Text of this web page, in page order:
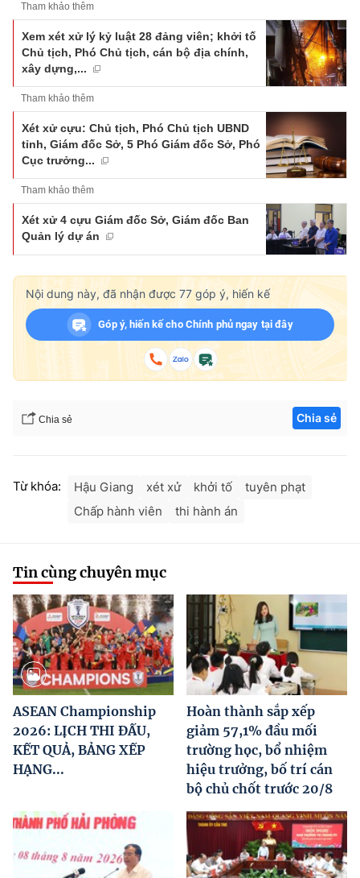
Tham khảo thêm
Xem xét xử lý kỷ luật 28 đảng viên; khởi tố
Chủ tịch, Phó Chủ tịch, cán bộ địa chính,
xây dựng,...
Tham khảo thêm
Xét xử cựu: Chủ tịch, Phó Chủ tịch UBND
tỉnh, Giám đốc Sở, 5 Phó Giám đốc Sở, Phó
Cục trưởng...
Tham khảo thêm
Xét xử 4 cựu Giám đốc Sở, Giám đốc Ban
Quản lý dự án
Nội dung này, đã nhận được 77 góp ý, hiến kế
Góp ý, hiến kế cho Chính phủ ngay tại đây
Chia sẻ Chia sẻ
Từ khóa: Hậu Giang xét xử khởi tố
tuyên phạt
Chấp hành viên
thi hành án
Tin cùng chuyên mục
ASEAN Championship
2026: LỊCH THI ĐẤU,
KẾT QUẢ, BẢNG XẾP
HẠNG...
Hoàn thành sắp xếp
giảm 57,1% đầu mối
trường học, bổ nhiệm
hiệu trưởng, bố trí cán
bộ chủ chốt trước 20/8